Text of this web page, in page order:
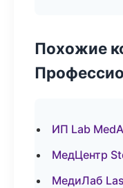
Похожие
ИП Lab
МедЦентр
МедиЛаб